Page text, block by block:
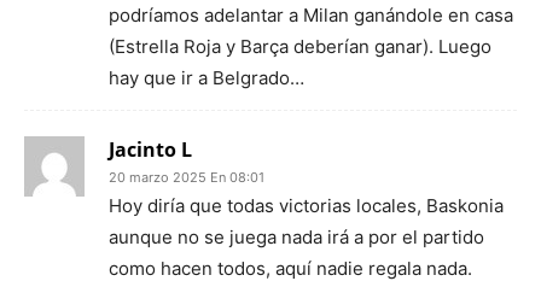
podríamos adelantar a Milan ganándole en casa
(Estrella Roja y Barça deberían ganar). Luego
hay que ir a Belgrado…
Jacinto L
20 marzo 2025 En 08:01
Hoy diría que todas victorias locales, Baskonia
aunque no se juega nada irá a por el partido
como hacen todos, aquí nadie regala nada.